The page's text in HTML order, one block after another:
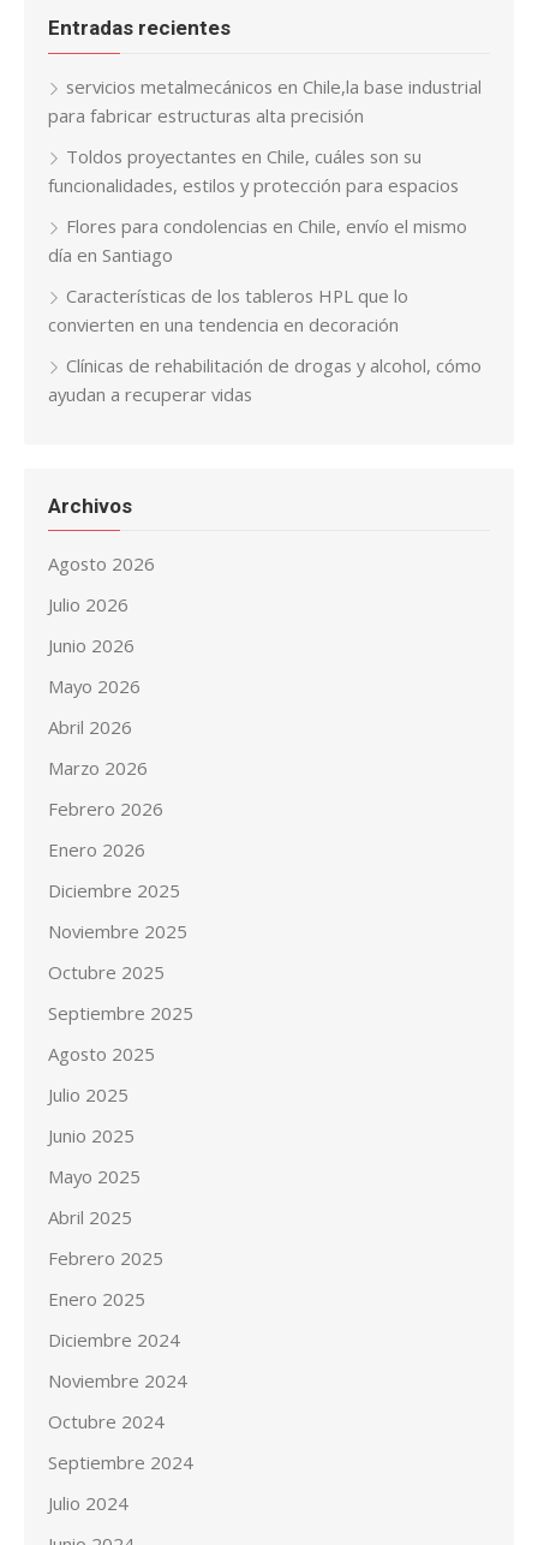
Entradas recientes
servicios metalmecánicos en Chile,la base industrial
para fabricar estructuras alta precisión
Toldos proyectantes en Chile, cuáles son su
funcionalidades, estilos y protección para espacios
Flores para condolencias en Chile, envío el mismo
día en Santiago
Características de los tableros HPL que lo
convierten en una tendencia en decoración
Clínicas de rehabilitación de drogas y alcohol, cómo
ayudan a recuperar vidas
Archivos
Agosto 2026
Julio 2026
Junio 2026
Mayo 2026
Abril 2026
Marzo 2026
Febrero 2026
Enero 2026
Diciembre 2025
Noviembre 2025
Octubre 2025
Septiembre 2025
Agosto 2025
Julio 2025
Junio 2025
Mayo 2025
Abril 2025
Febrero 2025
Enero 2025
Diciembre 2024
Noviembre 2024
Octubre 2024
Septiembre 2024
Julio 2024